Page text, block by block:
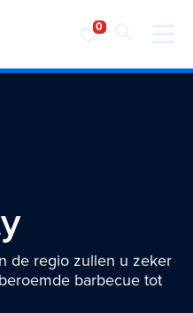
de regio zullen u zeker
barbecue tot